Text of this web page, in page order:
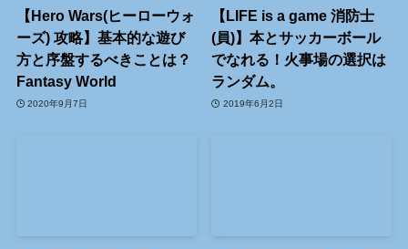
【Hero Wars(ヒーローウォ
ーズ) 攻略】基本的な遊び
方と序盤するべきことは？
Fantasy World
2020年9月7日
【LIFE is a game 消防士
(員)】本とサッカーボール
でなれる！火事場の選択は
ランダム。
2019年6月2日